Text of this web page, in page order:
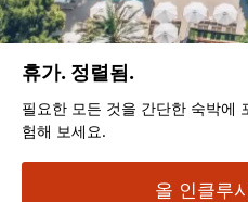
휴가. 정렬됨.
필요한 모든 것을 간단한 숙박에
험해 보세요.
올 인클루